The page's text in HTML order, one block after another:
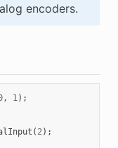
encoders.
, 1);
( 2);